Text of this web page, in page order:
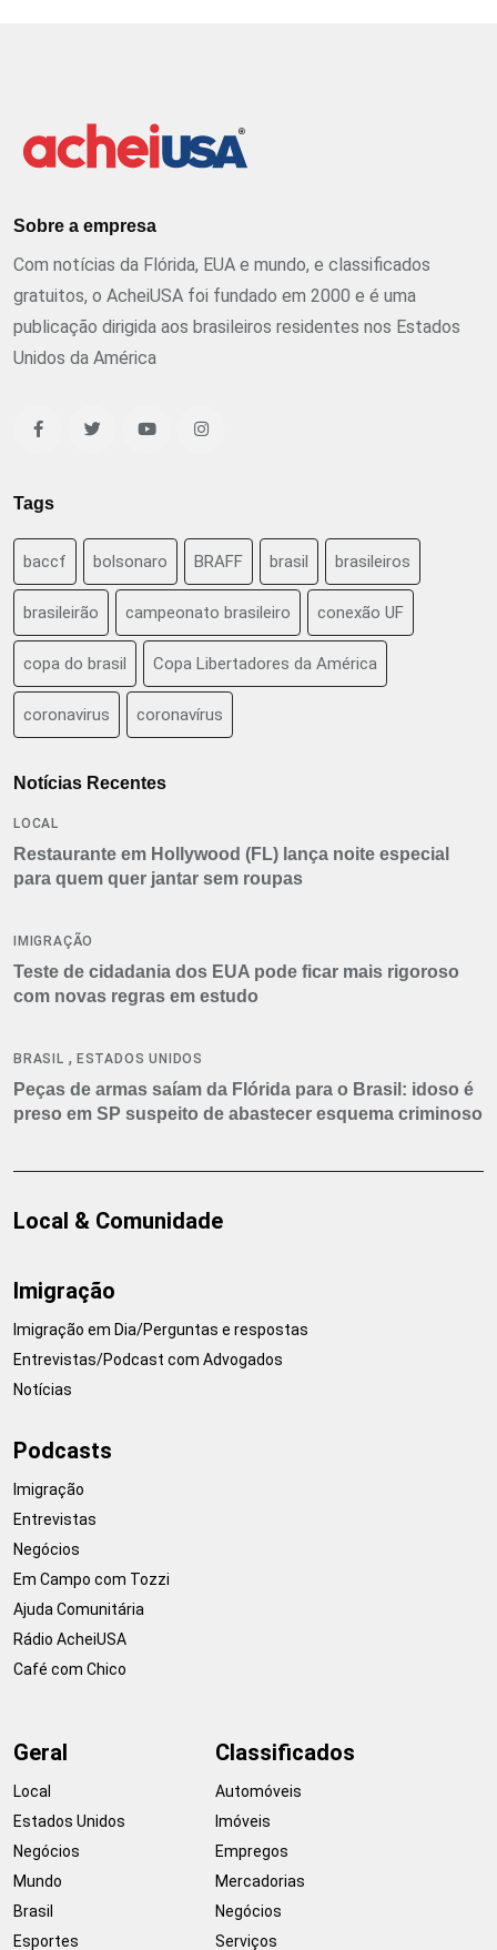
Sobre a empresa
Com notícias da Flórida, EUA e mundo, e classificados
gratuitos, o AcheiUSA foi fundado em 2000 e é uma
publicação dirigida aos brasileiros residentes nos Estados
Unidos da América
Tags
baccf bolsonaro BRAFF brasil brasileiros
brasileirão campeonato brasileiro conexão UF
copa do brasil Copa Libertadores da América
coronavirus coronavírus
Notícias Recentes
LOCAL
Restaurante em Hollywood (FL) lança noite especial
para quem quer jantar sem roupas
IMIGRAÇÃO
Teste de cidadania dos EUA pode ficar mais rigoroso
com novas regras em estudo
BRASIL , ESTADOS UNIDOS
Peças de armas saíam da Flórida para o Brasil: idoso é
preso em SP suspeito de abastecer esquema criminoso
Local & Comunidade
Imigração
Imigração em Dia/Perguntas e respostas
Entrevistas/Podcast com Advogados
Notícias
Podcasts
Imigração
Entrevistas
Negócios
Em Campo com Tozzi
Ajuda Comunitária
Rádio AcheiUSA
Café com Chico
Geral
Local
Estados Unidos
Negócios
Mundo
Brasil
Esportes
Classificados
Automóveis
Imóveis
Empregos
Mercadorias
Negócios
Serviços